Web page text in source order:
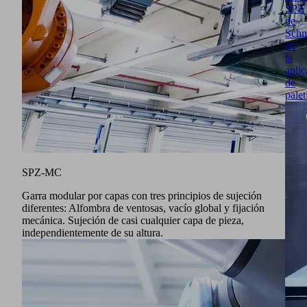
SPZ-MC
Garra modular por capas con tres principios de sujeción
diferentes: Alfombra de ventosas, vacío global y fijación
mecánica. Sujeción de casi cualquier capa de pieza,
independientemente de su altura.
SPZ
de
en
la
de